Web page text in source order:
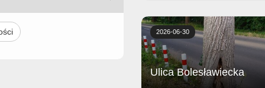
Ulica Bolesławiecka
2026-06-30